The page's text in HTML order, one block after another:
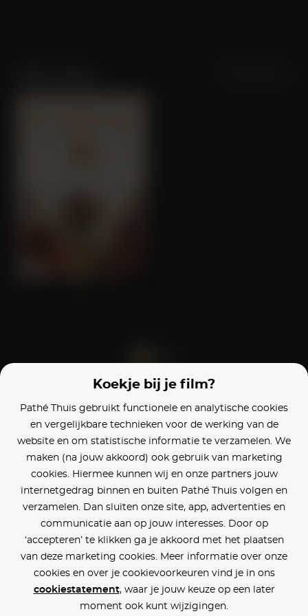
Koekje bij je film?
Pathé Thuis gebruikt functionele en analytische cookies
en vergelijkbare technieken voor de werking van de
website en om statistische informatie te verzamelen. We
maken (na jouw akkoord) ook gebruik van marketing
cookies. Hiermee kunnen wij en onze partners jouw
internetgedrag binnen en buiten Pathé Thuis volgen en
verzamelen. Dan sluiten onze site, app, advertenties en
communicatie aan op jouw interesses. Door op
‘accepteren’ te klikken ga je akkoord met het plaatsen
van deze marketing cookies. Meer informatie over onze
cookies en over je cookievoorkeuren vind je in ons
cookiestatement, waar je jouw keuze op een later
moment ook kunt wijzigingen.
Klantenservice
Betaalinstellingen
Cookie voorkeuren
Over Pathé Thuis
Bioscopen
CVD